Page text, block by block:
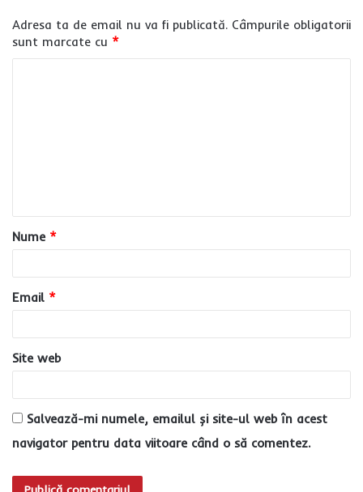
Adresa ta de email nu va fi publicată. Câmpurile obligatorii
sunt marcate cu *
a
r
u
*
Nume *
Email *
Site web
Salvează-mi numele, emailul și site-ul web în acest
navigator pentru data viitoare când o să comentez.